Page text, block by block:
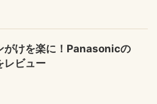
がけを楽に！Panasonicの
レビュー